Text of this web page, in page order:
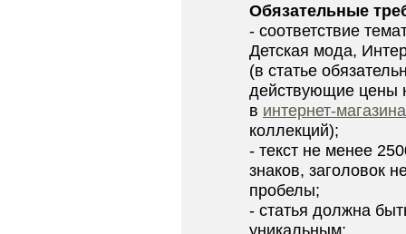
Обязательные
- соответствие
Детская мода,
(в статье
действующие цены
в интернет-
коллекций);
- текст не менее
знаков, заголовок
пробелы;
- статья должна
уникальным;